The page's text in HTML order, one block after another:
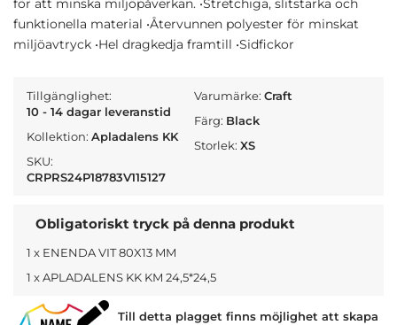
för att minska miljöpåverkan. •Stretchiga, slitstarka och
funktionella material •Återvunnen polyester för minskat
miljöavtryck •Hel dragkedja framtill •Sidfickor
Tillgänglighet:
10 - 14 dagar leveranstid
Kollektion: Apladalens KK
SKU:
CRPRS24P18783V115127
Varumärke:Craft
Färg: Black
Storlek:XS
Obligatoriskt tryck på denna produkt
1 x ENENDA VIT 80X13 MM
1 x APLADALENS KK KM 24,5*24,5
Till detta plagget finns möjlighet att skapa